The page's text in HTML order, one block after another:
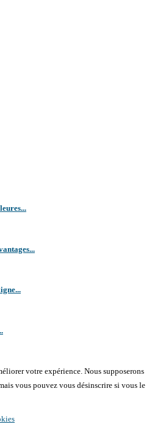
votre expérience. Nous supposerons
vous pouvez vous désinscrire si vous le